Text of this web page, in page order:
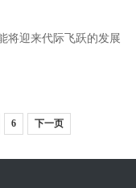
将迎来代际飞跃的发展
6 下一页